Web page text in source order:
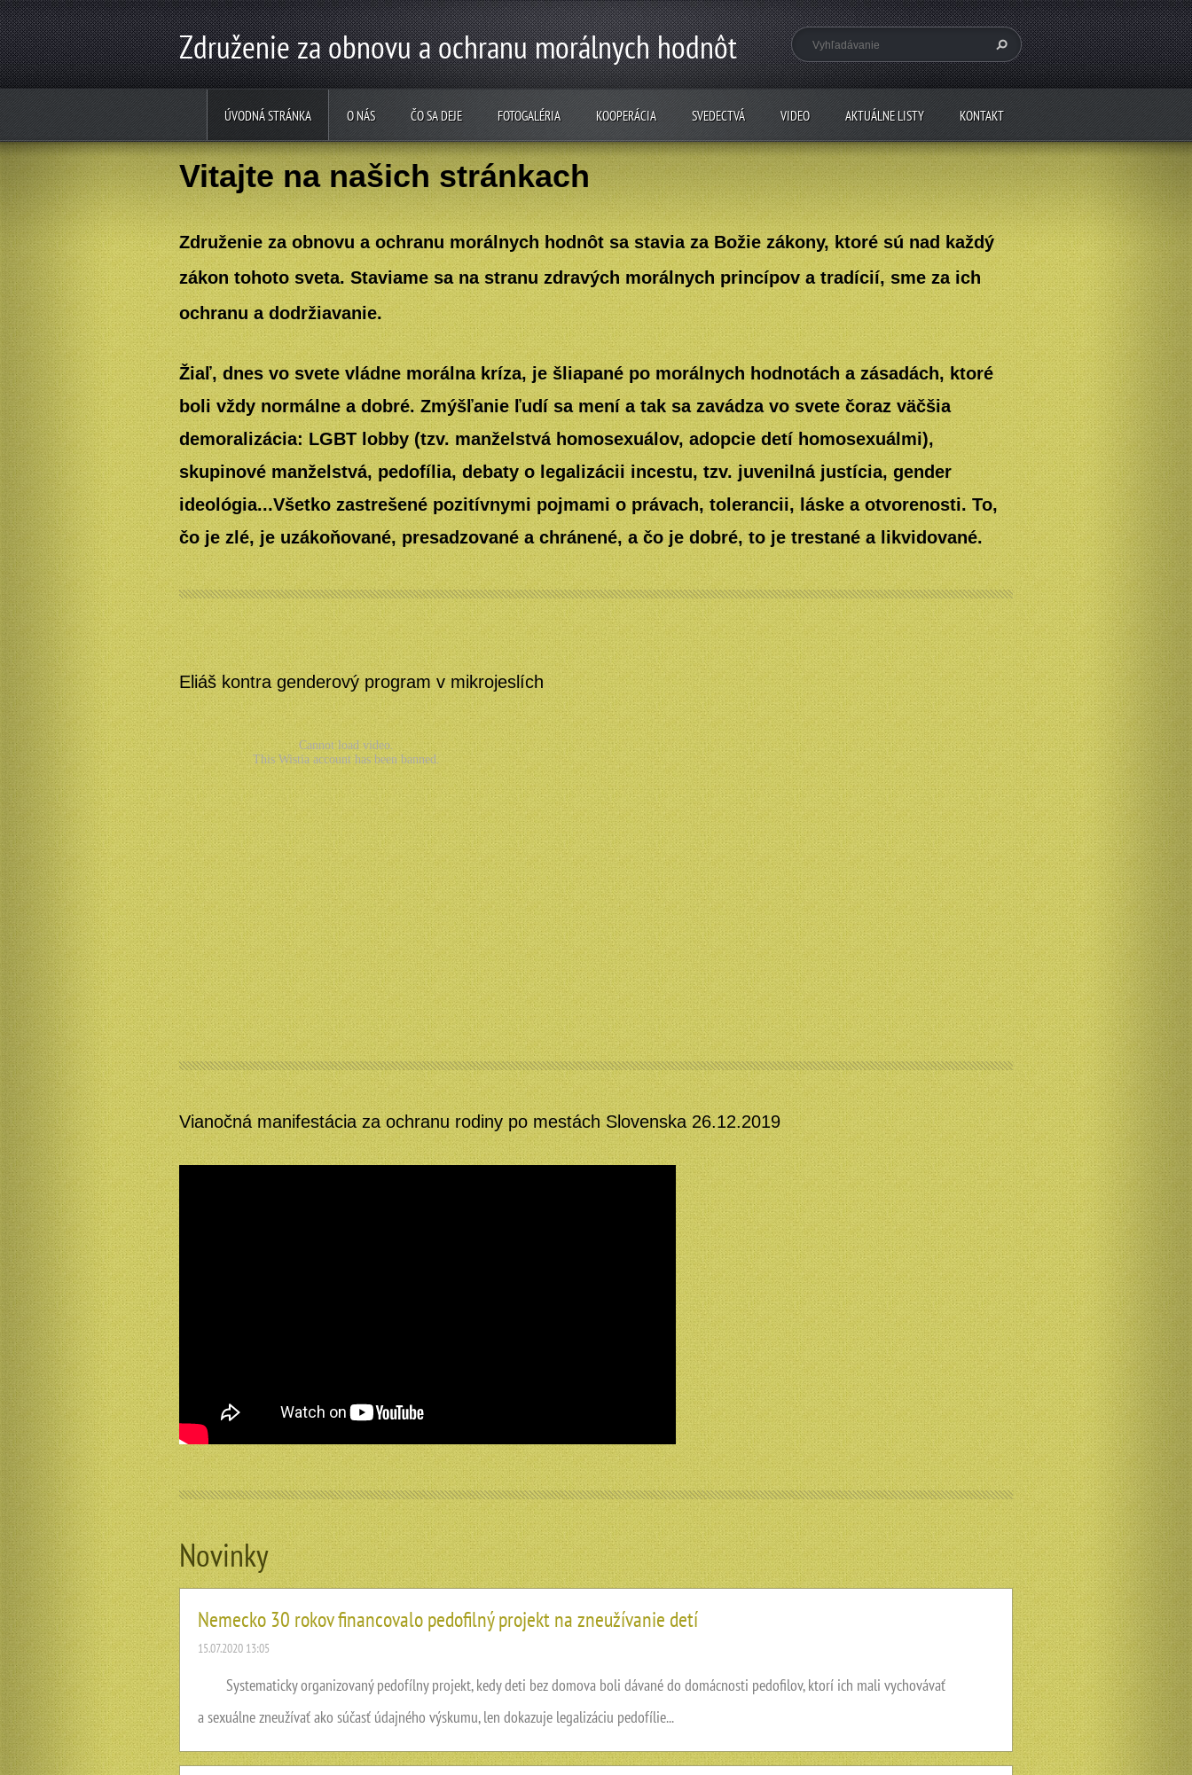
Združenie za obnovu a ochranu morálnych hodnôt
Zachovajme zdravé morálne princípy a hodnoty
ÚVODNÁ STRÁNKA O NÁS ČO SA DEJE FOTOGALÉRIA KOOPERÁCIA SVEDECTVÁ VIDEO AKTUÁLNE LISTY KONTAKT
Vitajte na našich stránkach
Združenie za obnovu a ochranu morálnych hodnôt sa stavia za Božie zákony, ktoré sú nad každý
zákon tohoto sveta. Staviame sa na stranu zdravých morálnych princípov a tradícií, sme za ich
ochranu a dodržiavanie.
Žiaľ, dnes vo svete vládne morálna kríza, je šliapané po morálnych hodnotách a zásadách, ktoré
boli vždy normálne a dobré. Zmýšľanie ľudí sa mení a tak sa zavádza vo svete čoraz väčšia
demoralizácia: LGBT lobby (tzv. manželstvá homosexuálov, adopcie detí homosexuálmi),
skupinové manželstvá, pedofília, debaty o legalizácii incestu, tzv. juvenilná justícia, gender
ideológia...Všetko zastrešené pozitívnymi pojmami o právach, tolerancii, láske a otvorenosti. To,
čo je zlé, je uzákoňované, presadzované a chránené, a čo je dobré, to je trestané a likvidované.
Eliáš kontra genderový program v mikrojeslích
Vianočná manifestácia za ochranu rodiny po mestách Slovenska 26.12.2019
Novinky
Nemecko 30 rokov financovalo pedofilný projekt na zneužívanie detí
15.07.2020 13:05
Systematicky organizovaný pedofílny projekt, kedy deti bez domova boli dávané do domácnosti pedofilov, ktorí ich mali vychovávať
a sexuálne zneužívať ako súčasť údajného výskumu, len dokazuje legalizáciu pedofílie...